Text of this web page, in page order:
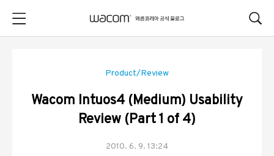
Product/Review
Wacom Intuos4 (Medium) Usability
Review (Part 1 of 4)
2010. 6. 9. 13:24